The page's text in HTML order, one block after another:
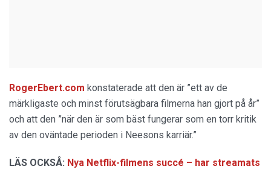
RogerEbert.com konstaterade att den är ”ett av de
märkligaste och minst förutsägbara filmerna han gjort på år”
och att den ”när den är som bäst fungerar som en torr kritik
av den oväntade perioden i Neesons karriär.”
LÄS OCKSÅ: Nya Netflix-filmens succé – har streamats